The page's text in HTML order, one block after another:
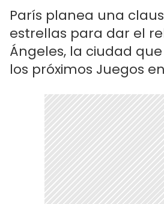
París planea una
estrellas para dar el
Ángeles, la ciudad
los próximos Juegos